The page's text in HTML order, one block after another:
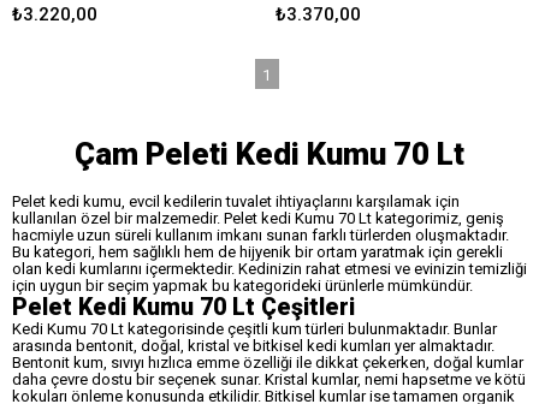
₺3.220,00 ₺3.370,00
1
Çam Peleti Kedi Kumu 70 Lt
Pelet kedi kumu, evcil kedilerin tuvalet ihtiyaçlarını karşılamak için
kullanılan özel bir malzemedir. Pelet kedi Kumu 70 Lt kategorimiz, geniş
hacmiyle uzun süreli kullanım imkanı sunan farklı türlerden oluşmaktadır.
Bu kategori, hem sağlıklı hem de hijyenik bir ortam yaratmak için gerekli
olan kedi kumlarını içermektedir. Kedinizin rahat etmesi ve evinizin temizliği
için uygun bir seçim yapmak bu kategorideki ürünlerle mümkündür.
Pelet Kedi Kumu 70 Lt Çeşitleri
Kedi Kumu 70 Lt kategorisinde çeşitli kum türleri bulunmaktadır. Bunlar
arasında bentonit, doğal, kristal ve bitkisel kedi kumları yer almaktadır.
Bentonit kum, sıvıyı hızlıca emme özelliği ile dikkat çekerken, doğal kumlar
daha çevre dostu bir seçenek sunar. Kristal kumlar, nemi hapsetme ve kötü
kokuları önleme konusunda etkilidir. Bitkisel kumlar ise tamamen organik